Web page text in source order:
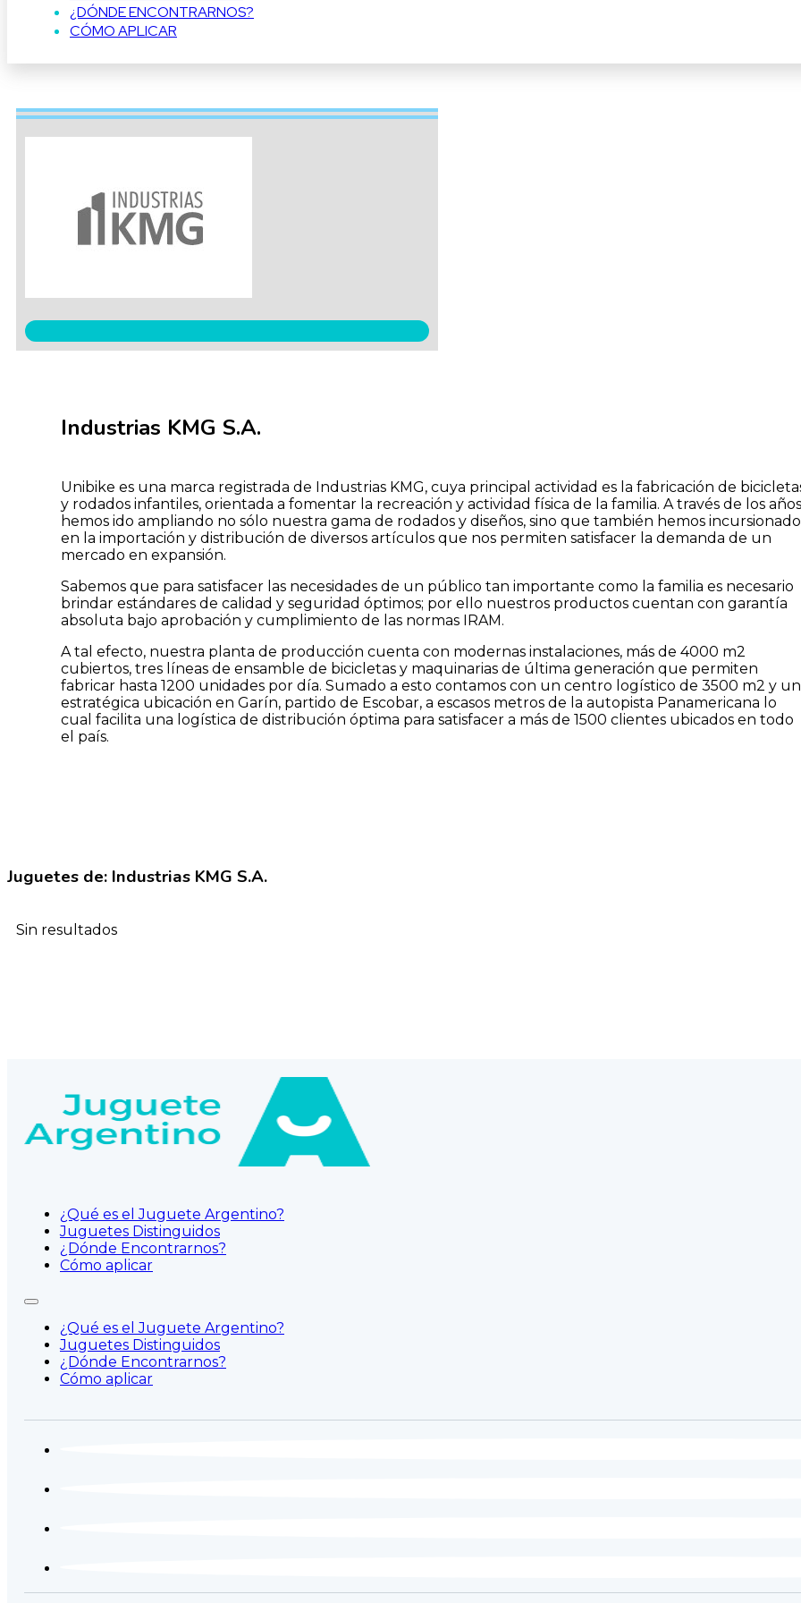
¿DÓNDE ENCONTRARNOS?
CÓMO APLICAR
Industrias KMG S.A.
Unibike es una marca registrada de Industrias KMG, cuya principal actividad es la fabricación de
y rodados infantiles, orientada a fomentar la recreación y actividad física de la familia. A través de los años
hemos ido ampliando no sólo nuestra gama de rodados y diseños, sino que también hemos incursionado
en la importación y distribución de diversos artículos que nos permiten satisfacer la demanda de un
mercado en expansión.
Sabemos que para satisfacer las necesidades de un público tan importante como la familia es necesario
brindar estándares de calidad y seguridad óptimos; por ello nuestros productos cuentan con garantía
absoluta bajo aprobación y cumplimiento de las normas IRAM.
A tal efecto, nuestra planta de producción cuenta con modernas instalaciones, más de 4000 m2
cubiertos, tres líneas de ensamble de bicicletas y maquinarias de última generación que permiten
fabricar hasta 1200 unidades por día. Sumado a esto contamos con un centro logístico de 3500 m2 y
estratégica ubicación en Garín, partido de Escobar, a escasos metros de la autopista Panamericana lo
cual facilita una logística de distribución óptima para satisfacer a más de 1500 clientes ubicados en todo
el país.
Juguetes de: Industrias KMG S.A.
Sin resultados
¿Qué es el Juguete Argentino?
Juguetes Distinguidos
¿Dónde Encontrarnos?
Cómo aplicar
¿Qué es el Juguete Argentino?
Juguetes Distinguidos
¿Dónde Encontrarnos?
Cómo aplicar